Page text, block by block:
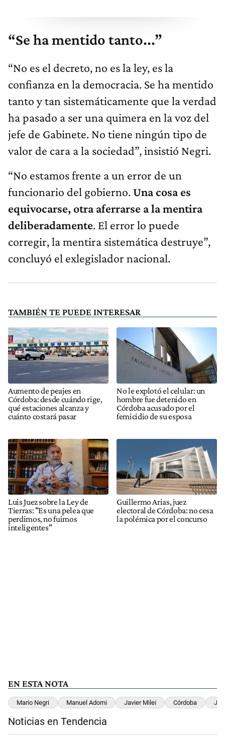
“Se ha mentido tanto...”
“No es el decreto, no es la ley, es la
confianza en la democracia. Se ha mentido
tanto y tan sistemáticamente que la verdad
ha pasado a ser una quimera en la voz del
jefe de Gabinete. No tiene ningún tipo de
valor de cara a la sociedad”, insistió Negri.
“No estamos frente a un error de un
funcionario del gobierno.Una cosa es
equivocarse, otra aferrarse a la mentira
deliberadamente. El error lo puede
corregir, la mentira sistemática destruye”,
concluyó el exlegislador nacional.
TAMBIÉN TE PUEDE INTERESAR
Aumento de peajes en
Córdoba: desde cuándo rige,
qué estaciones alcanza y
cuánto costará pasar
No le explotó el celular: un
hombre fue detenido en
Córdoba acusado por el
femicidio de su esposa
Luis Juez sobre la Ley de
Tierras: "Es una pelea que
perdimos, no fuimos
inteligentes"
Guillermo Arias, juez
electoral de Córdoba: no cesa
la polémica por el concurso
EN ESTA NOTA
Mario Negri Manuel Adorni Javier Milei Córdoba
Noticias en Tendencia